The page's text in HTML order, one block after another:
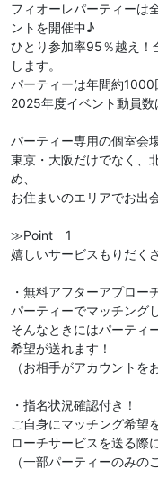
フィオーレパーティーは
ントを開催中♪
ひとり参加率95％越え！
します。
パーティーは年間約1000
2025年度イベント動員数
パーティー専用の個室会場
東京・大阪だけでなく、
め、
お住まいのエリアでお出
≫Point 1
嬉しいサービスもりだく
・無料アフターアプロー
パーティーでマッチング
そんなときにはパーティ
希望が送れます！
（お相手がアカウントを
・指名状況確認付き！
ご自身にマッチング希望
ローチサービスを送る際
（一部パーティーのみの